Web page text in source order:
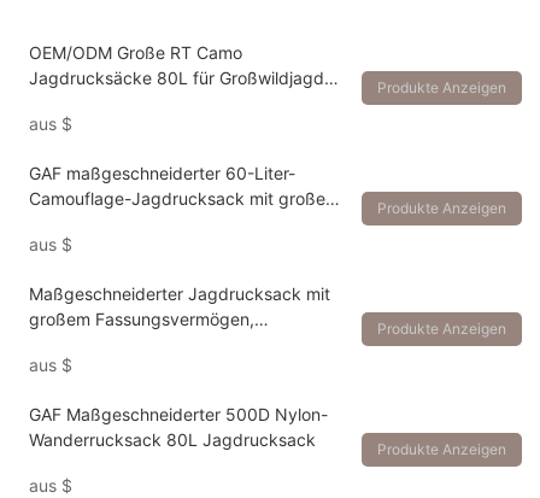
OEM/ODM Große RT Camo
Jagdrucksäcke 80L für Großwildjagd
aus $
Produkte Anzeigen
GAF maßgeschneiderter 60-Liter-
Camouflage-Jagdrucksack mit großem
Außenbereich
aus $
Produkte Anzeigen
Maßgeschneiderter Jagdrucksack mit
großem Fassungsvermögen,
aus $
Produkte Anzeigen
GAF Maßgeschneiderter 500D Nylon-
Wanderrucksack 80L Jagdrucksack
aus $
Produkte Anzeigen